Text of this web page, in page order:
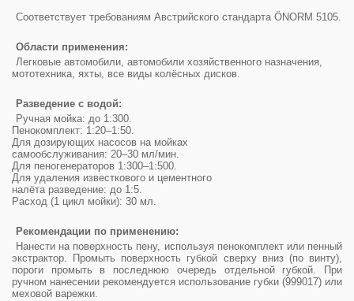
Соответствует требованиям Австрийского стандарта ÖNORM 5105.
Области применения:
Легковые автомобили, автомобили хозяйственного назначения,
мототехника, яхты, все виды колёсных дисков.
Разведение с водой:
Ручная мойка: до 1:300.
Пенокомплект: 1:20–1:50.
Для дозирующих насосов на мойках
самообслуживания: 20–30 мл/мин.
Для пеногенераторов 1:300–1:500.
Для удаления известкового и цементного
налёта разведение: до 1:5.
Расход (1 цикл мойки): 30 мл.
Рекомендации по применению:
Нанести на поверхность пену, используя пенокомплект или пенный
экстрактор. Промыть поверхность губкой сверху вниз (по винту),
пороги промыть в последнюю очередь отдельной губкой. При
ручном нанесении рекомендуется использование губки (999017) или
меховой варежки.